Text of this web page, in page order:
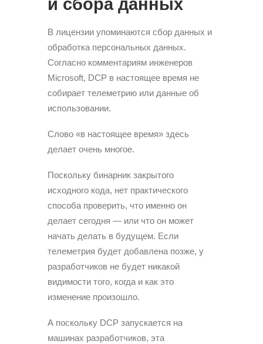
и сбора данных
В лицензии упоминаются сбор данных и
обработка персональных данных.
Согласно комментариям инженеров
Microsoft, DCP в настоящее время не
собирает телеметрию или данные об
использовании.
Слово «в настоящее время» здесь
делает очень многое.
Поскольку бинарник закрытого
исходного кода, нет практического
способа проверить, что именно он
делает сегодня — или что он может
начать делать в будущем. Если
телеметрия будет добавлена позже, у
разработчиков не будет никакой
видимости того, когда и как это
изменение произошло.
А поскольку DCP запускается на
машинах разработчиков, эта